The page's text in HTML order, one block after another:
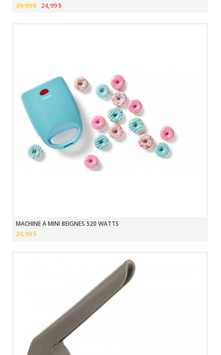
29,99 $ 24,99 $
MACHINE À MINI BEIGNES 520 WATTS
24,99 $